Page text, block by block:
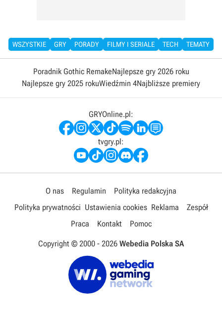
WSZYSTKIE GRY PORADY FILMY I SERIALE TECH TEMATY
Poradnik Gothic RemakeNajlepsze gry 2026 roku
Najlepsze gry 2025 rokuWiedźmin 4Najbliższe premiery
GRYOnline.pl:
tvgry.pl:
O nas Regulamin
Polityka redakcyjna
Polityka prywatności Ustawienia cookies Reklama
Zespół
Praca
Kontakt Pomoc
Copyright © 2000 - 2026 Webedia Polska SA